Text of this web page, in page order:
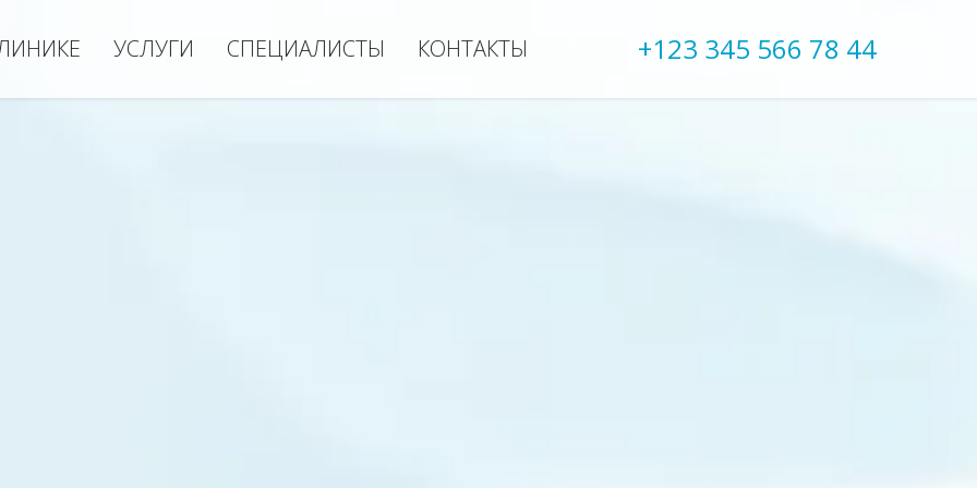
УСЛУГИ СПЕЦИАЛИСТЫ КОНТАКТЫ +123 345 566 78 44